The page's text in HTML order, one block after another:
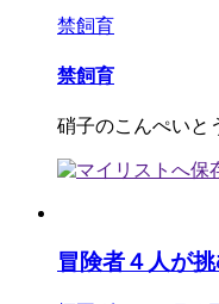
禁飼育
禁飼育
硝子のこんぺいと
冒険者４人が